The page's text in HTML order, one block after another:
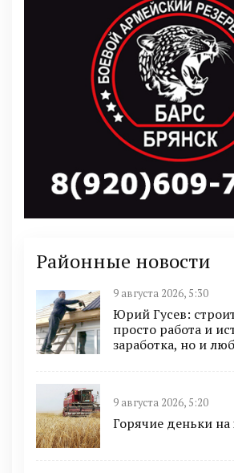
Районные новости
9 августа 2026, 5:30
Юрий Гусев:
просто работа и
заработка, но и
9 августа 2026, 5:20
Горячие деньки